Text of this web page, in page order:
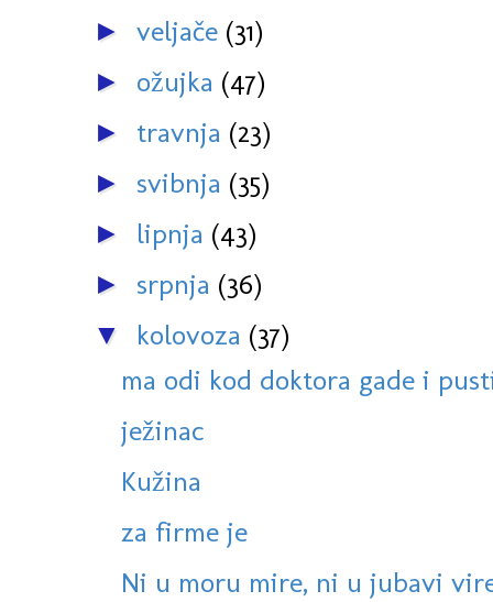
► veljače (31)
► ožujka (47)
► travnja (23)
► svibnja (35)
► lipnja (43)
► srpnja (36)
▼ kolovoza (37)
ma odi kod doktora gade i
ježinac
Kužina
za firme je
Ni u moru mire, ni u jubavi